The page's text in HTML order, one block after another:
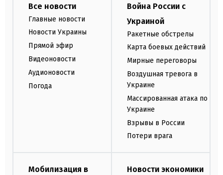
Все новости
Главные новости
Новости Украины
Прямой эфир
Видеоновости
Аудионовости
Погода
Война России с
Украиной
Ракетные обстрелы
Карта боевых действий
Мирные переговоры
Воздушная тревога в
Украине
Массированная атака по
Украине
Взрывы в России
Потери врага
Мобилизация в
Новости экономики